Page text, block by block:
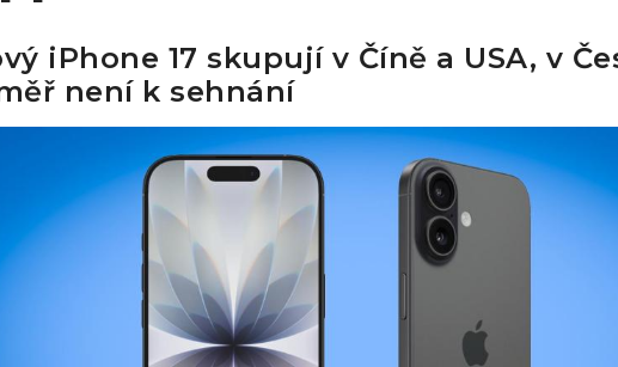
iPhone 17 skupují v Číně a USA, v
není k sehnání